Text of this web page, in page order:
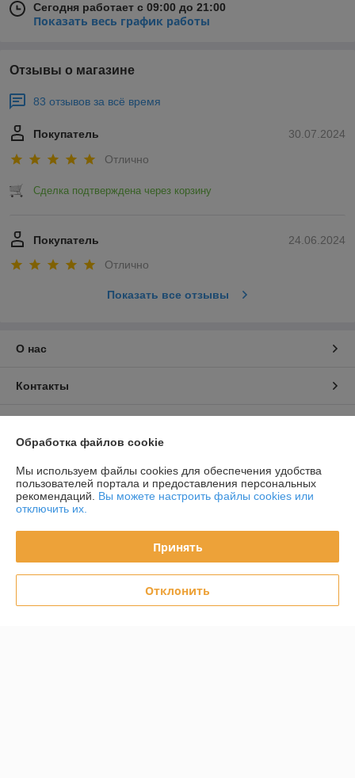
Сегодня работает с 09:00 до 21:00
Показать весь график работы
Отзывы о магазине
83 отзывов за всё время
30.07.2024
Покупатель
Отлично
Сделка подтверждена через корзину
24.06.2024
Покупатель
Отлично
Показать все отзывы
О нас
Контакты
Полная версия сайта
Политика обработки cookies
Сайт создан на платформе Deal.by
Обработка файлов cookie
Мы используем файлы cookies для обеспечения удобства
пользователей портала и предоставления персональных
рекомендаций. Вы можете настроить файлы cookies или
отключить их.
Принять
Отклонить